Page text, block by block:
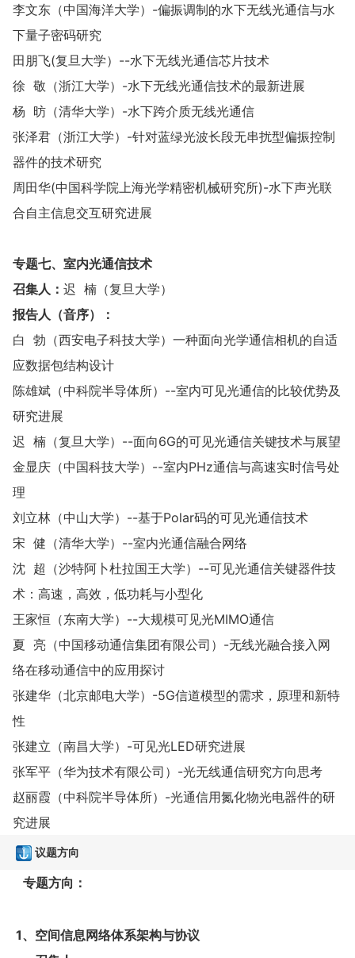
李文东（中国海洋大学）-偏振调制的水下无线光通信与水
下量子密码研究
田朋飞(复旦大学）--水下无线光通信芯片技术
徐 敬（浙江大学）-水下无线光通信技术的最新进展
杨 昉（清华大学）-水下跨介质无线光通信
张泽君（浙江大学）-针对蓝绿光波长段无串扰型偏振控制
器件的技术研究
周田华(中国科学院上海光学精密机械研究所)-水下声光联
合自主信息交互研究进展
专题七、室内光通信技术
召集人： 迟 楠（复旦大学）
报告人（音序）：
白 勃（西安电子科技大学）一种面向光学通信相机的自适
应数据包结构设计
陈雄斌（中科院半导体所）--室内可见光通信的比较优势及
研究进展
迟 楠（复旦大学）--面向6G的可见光通信关键技术与展望
金显庆（中国科技大学）--室内PHz通信与高速实时信号处
理
刘立林（中山大学）--基于Polar码的可见光通信技术
宋 健（清华大学）--室内光通信融合网络
沈 超（沙特阿卜杜拉国王大学）--可见光通信关键器件技
术：高速，高效，低功耗与小型化
王家恒（东南大学）--大规模可见光MIMO通信
夏 亮（中国移动通信集团有限公司）-无线光融合接入网
络在移动通信中的应用探讨
张建华（北京邮电大学）-5G信道模型的需求，原理和新特
性
张建立（南昌大学）-可见光LED研究进展
张军平（华为技术有限公司）-光无线通信研究方向思考
赵丽霞（中科院半导体所）-光通信用氮化物光电器件的研
究进展
议题方向
专题方向：
1、空间信息网络体系架构与协议